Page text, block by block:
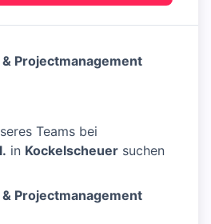
Projectmanagement
Teams bei
in Kockelscheuer suchen
Projectmanagement